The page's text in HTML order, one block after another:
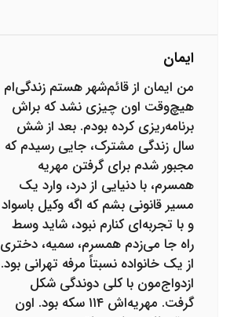
ایمان
من ایمان از قائم‌شهر هستم زندگی‌ام
هیچ‌وقت اون چیزی نشد که براش
برنامه‌ریزی کرده بودم. بعد از شش
سال زندگی مشترک، جایی رسیدم که
مجبور شدم برای گرفتن مهریه
همسرم، با دنیایی از درد، وارد یک
مسیر قانونی بشم که اگه وکیل باسواد
و با تجربه‌ای کنارم نبود، شاید وسط
راه جا می‌زدم همسرم، سمیه، دختری
از یک خانواده نسبتاً مرفه تهرانی بود.
ازدواج‌مون با کلی دوندگی شکل
گرفت. مهریه‌اش ۱۱۴ سکه بود. اون